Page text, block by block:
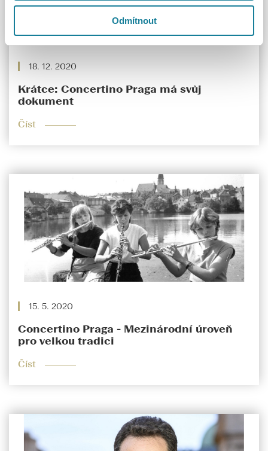
Odmítnout
18. 12. 2020
Krátce: Concertino Praga má svůj
dokument
Číst
15. 5. 2020
Concertino Praga - Mezinárodní úroveň
pro velkou tradici
Číst